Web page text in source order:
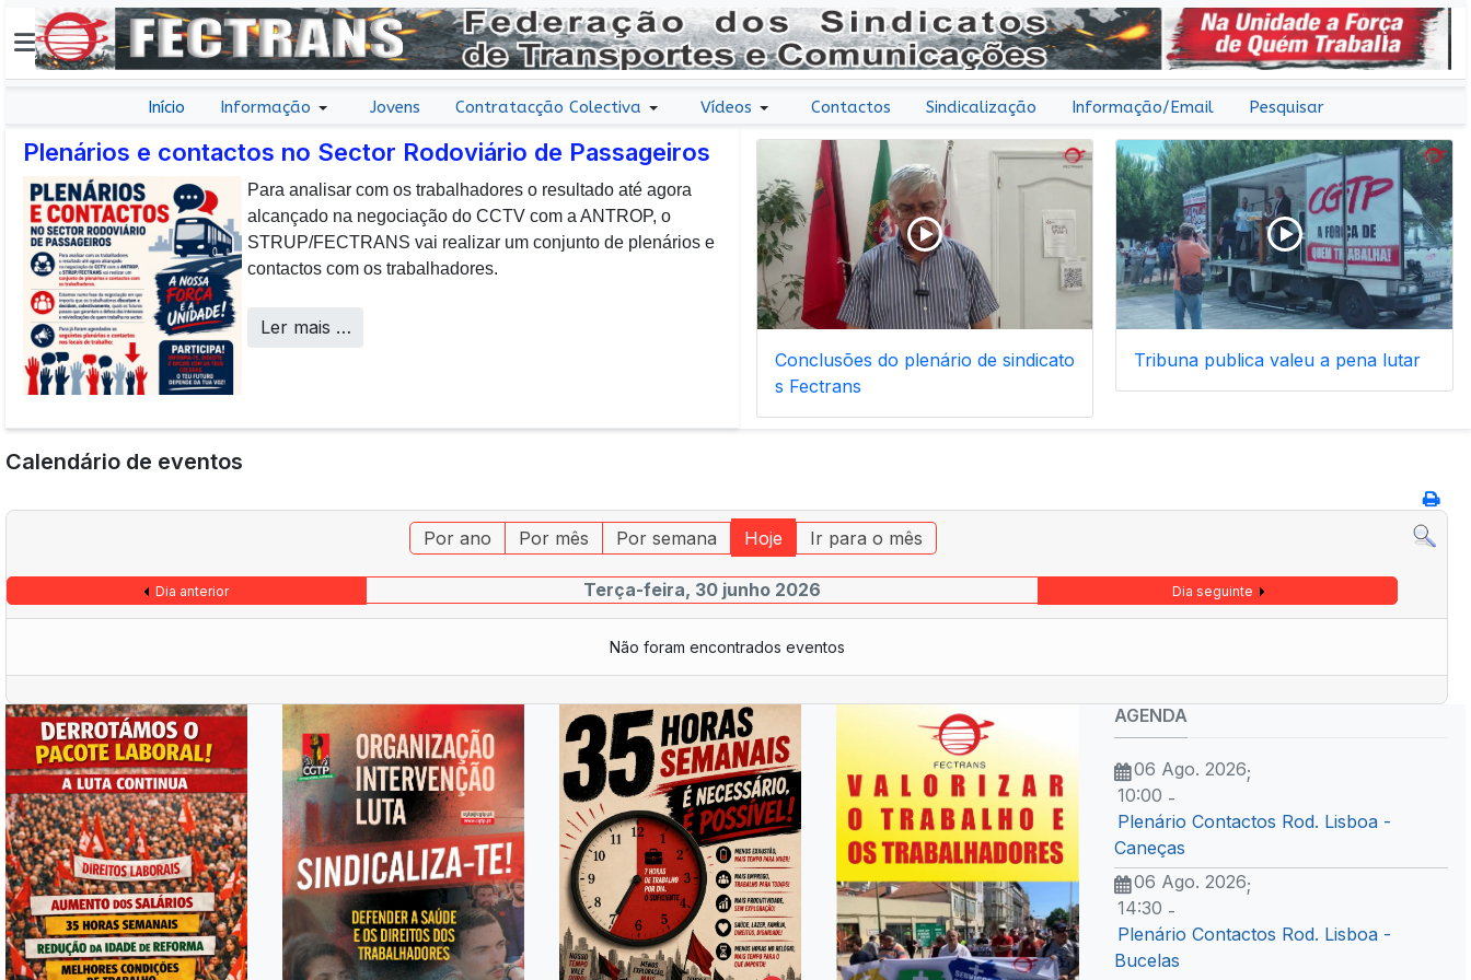
Início Informação Jovens Contratacção Colectiva Vídeos Contactos Sindicalização Informação/Email Pesquisar
Plenários e contactos no Sector Rodoviário de Passageiros
Para analisar com os trabalhadores o resultado até agora
alcançado na negociação do CCTV com a ANTROP, o
STRUP/FECTRANS vai realizar um conjunto de plenários e
contactos com os trabalhadores.
Ler mais …
E não posso […] deixar de dar uma nota de agradecimento
aos colaboradores da CP que, todos os dias, enfrentam com
sucesso os desafios operacionais de manutenção inerentes
a uma frota tão envelhecida.
Call Centers
Conclusões do plenário de sindicato
s Fectrans
Tribuna publica valeu a pena lutar
Calendário de eventos
Por ano Por mês Por semana Hoje Ir para o mês
Dia anterior Terça-feira, 30 junho 2026 Dia seguinte
Não foram encontrados eventos
AGENDA
06 Ago. 2026;
10:00 -
Plenário Contactos Rod. Lisboa -
Caneças
06 Ago. 2026;
14:30 -
Plenário Contactos Rod. Lisboa -
Bucelas